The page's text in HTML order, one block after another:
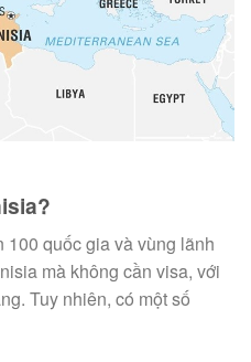
quốc gia và vùng lãnh
mà không cần visa, với
Tuy nhiên, có một số